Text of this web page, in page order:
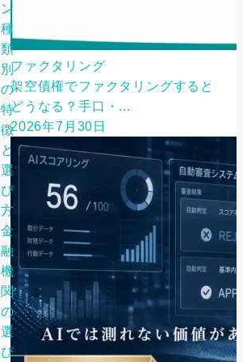
ン
種
類
別
の
特
徴
と
選
び
方
金
融
機
関
の
選
び
ファクタリング
架空債権でファクタリングすると
どうなる？手口・...
2026年7月30日